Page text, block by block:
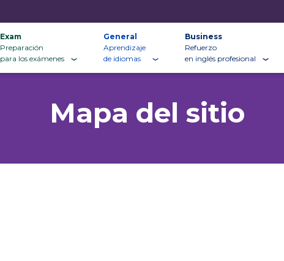
Exam
Preparación
para los exámenes
General
Aprendizaje
de idiomas
Business
Refuerzo
en inglés profesional
Mapa del sitio